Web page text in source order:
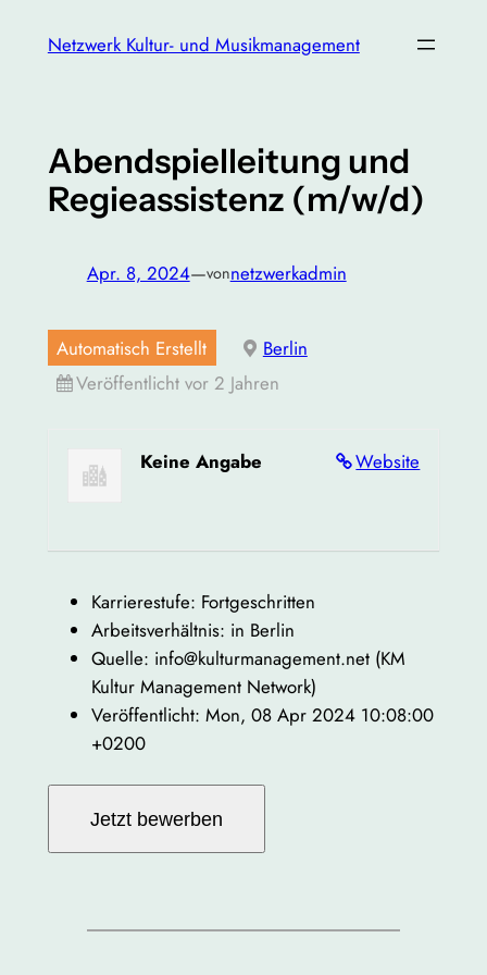
InhaltNetzwerk Kultur- und Musikmanagement
Abendspielleitung und
Regieassistenz (m/w/d)
Apr. 8, 2024—vonnetzwerkadmin
Automatisch Erstellt
Berlin
Veröffentlicht vor 2 Jahren
Website
Keine Angabe
Karrierestufe: Fortgeschritten
Arbeitsverhältnis: in Berlin
Quelle: info@kulturmanagement.net (KM
Kultur Management Network)
Veröffentlicht: Mon, 08 Apr 2024 10:08:00
+0200